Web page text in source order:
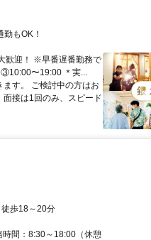
分） 車・バイク通勤もOK！
歓迎！ ※早番遅番勤務で
〜19:00 ＊実...
す。 ご検討中の方はお
接は1回のみ、スピード
歩18～20分
間：8:30～18:00（休憩